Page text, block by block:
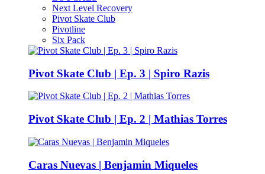
Next Level Recovery
Pivot Skate Club
Pivotline
Six Pack
Pivot Skate Club | Ep. 3 | Spiro Razis
Pivot Skate Club | Ep. 2 | Mathias Torres
Caras Nuevas | Benjamin Miqueles